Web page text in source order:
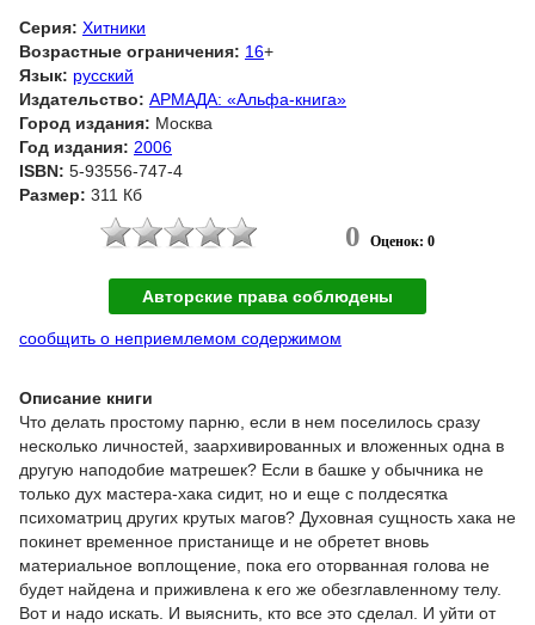
Серия: Хитники
Возрастные ограничения: 16+
Язык: русский
Издательство: АРМАДА: «Альфа-книга»
Город издания: Москва
Год издания: 2006
ISBN: 5-93556-747-4
Размер: 311 Кб
0 Оценок: 0
Авторские права соблюдены
сообщить о неприемлемом содержимом
Описание книги
Что делать простому парню, если в нем поселилось сразу
несколько личностей, заархивированных и вложенных одна в
другую наподобие матрешек? Если в башке у обычника не
только дух мастера-хака сидит, но и еще с полдесятка
психоматриц других крутых магов? Духовная сущность хака не
покинет временное пристанище и не обретет вновь
материальное воплощение, пока его оторванная голова не
будет найдена и приживлена к его же обезглавленному телу.
Вот и надо искать. И выяснить, кто все это сделал. И уйти от